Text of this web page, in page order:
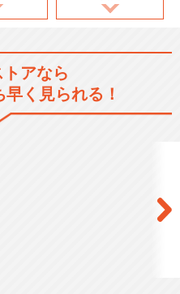
アなら
く見られる！